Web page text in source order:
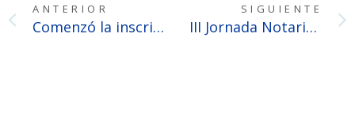
ANTERIOR
Comenzó la inscripción al llamado a Concurso de Oposición y Antecedentes para la provisión de titularidades de Registros de Escrituras Públicas
SIGUIENTE
III Jornada Notarial Mendocina